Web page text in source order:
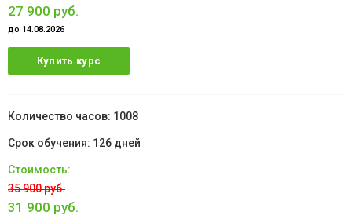
27 900 руб.
до 14.08.2026
Купить курс
1008
126 дней
35 900 руб.
31 900 руб.